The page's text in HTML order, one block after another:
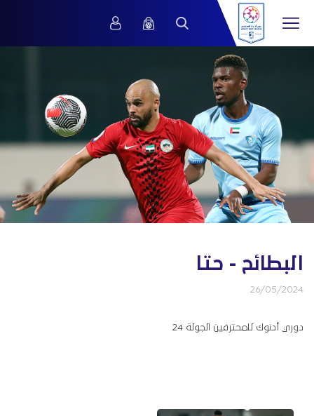
البطائح - حتا
26/05/2024
دوري أدنوك للمحترفين الجولة 24